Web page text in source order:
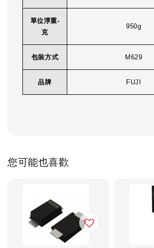
單位淨重-
克
950g
包裝方式 M629
品牌 FUJI
您可能也喜歡